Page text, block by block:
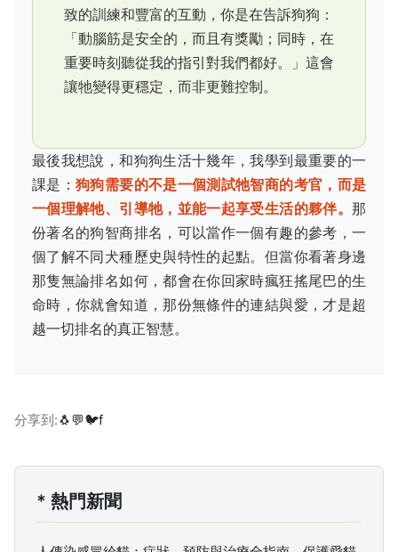
致的訓練和豐富的互動，你是在告訴狗狗：
「動腦筋是安全的，而且有獎勵；同時，在
重要時刻聽從我的指引對我們都好。」這會
讓牠變得更穩定，而非更難控制。
最後我想說，和狗狗生活十幾年，我學到最重要的一
課是：狗狗需要的不是一個測試牠智商的考官，而是
一個理解牠、引導牠，並能一起享受生活的夥伴。 那
份著名的狗智商排名，可以當作一個有趣的參考，一
個了解不同犬種歷史與特性的起點。但當你看著身邊
那隻無論排名如何，都會在你回家時瘋狂搖尾巴的生
命時，你就會知道，那份無條件的連結與愛，才是超
越一切排名的真正智慧。
分享到:🐧💬🐦f
* 熱門新聞